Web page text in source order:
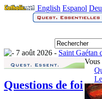
English Espanol
7 août 2026 - Saint Gaétan
Questions de foi
Vous